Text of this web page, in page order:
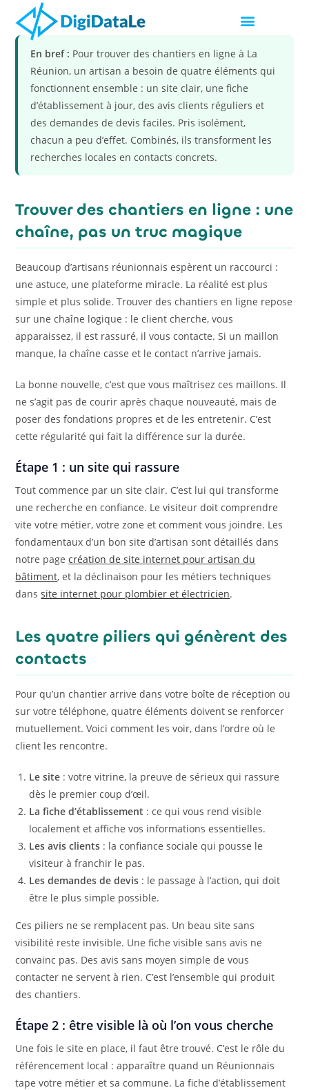
En bref : Pour trouver des chantiers en ligne à La
Réunion, un artisan a besoin de quatre éléments qui
fonctionnent ensemble : un site clair, une fiche
d’établissement à jour, des avis clients réguliers et
des demandes de devis faciles. Pris isolément,
chacun a peu d’effet. Combinés, ils transforment les
recherches locales en contacts concrets.
Trouver des chantiers en ligne : une
chaîne, pas un truc magique
Beaucoup d’artisans réunionnais espèrent un raccourci :
une astuce, une plateforme miracle. La réalité est plus
simple et plus solide. Trouver des chantiers en ligne repose
sur une chaîne logique : le client cherche, vous
apparaissez, il est rassuré, il vous contacte. Si un maillon
manque, la chaîne casse et le contact n’arrive jamais.
La bonne nouvelle, c’est que vous maîtrisez ces maillons. Il
ne s’agit pas de courir après chaque nouveauté, mais de
poser des fondations propres et de les entretenir. C’est
cette régularité qui fait la différence sur la durée.
Étape 1 : un site qui rassure
Tout commence par un site clair. C’est lui qui transforme
une recherche en confiance. Le visiteur doit comprendre
vite votre métier, votre zone et comment vous joindre. Les
fondamentaux d’un bon site d’artisan sont détaillés dans
notre pagecréation de site internet pour artisan du
bâtiment, et la déclinaison pour les métiers techniques
danssite internet pour plombier et électricien.
Les quatre piliers qui génèrent des
contacts
Pour qu’un chantier arrive dans votre boîte de réception ou
sur votre téléphone, quatre éléments doivent se renforcer
mutuellement. Voici comment les voir, dans l’ordre où le
client les rencontre.
Le site : votre vitrine, la preuve de sérieux qui rassure
dès le premier coup d’œil.
La fiche d’établissement : ce qui vous rend visible
localement et affiche vos informations essentielles.
Les avis clients : la confiance sociale qui pousse le
visiteur à franchir le pas.
Les demandes de devis : le passage à l’action, qui doit
être le plus simple possible.
Ces piliers ne se remplacent pas. Un beau site sans
visibilité reste invisible. Une fiche visible sans avis ne
convainc pas. Des avis sans moyen simple de vous
contacter ne servent à rien. C’est l’ensemble qui produit
des chantiers.
Étape 2 : être visible là où l’on vous cherche
Une fois le site en place, il faut être trouvé. C’est le rôle du
référencement local : apparaître quand un Réunionnais
tape votre métier et sa commune. La fiche d’établissement